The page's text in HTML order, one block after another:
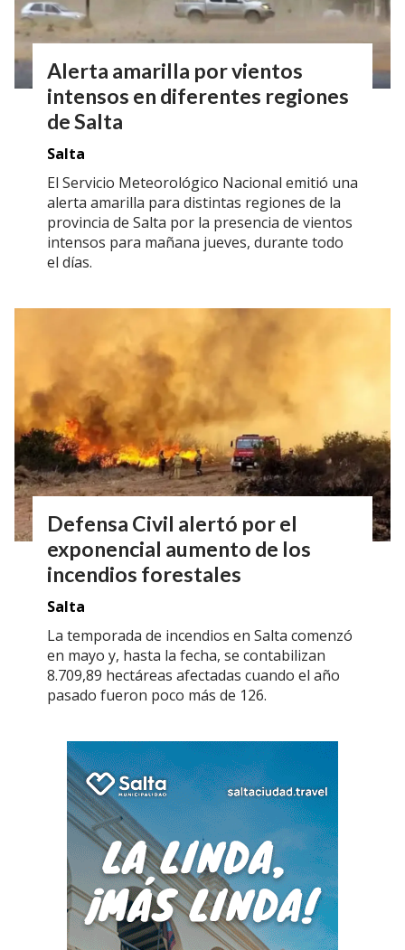
Alerta amarilla por vientos
intensos en diferentes regiones
de Salta
Salta
El Servicio Meteorológico Nacional emitió una
alerta amarilla para distintas regiones de la
provincia de Salta por la presencia de vientos
intensos para mañana jueves, durante todo
el días.
Defensa Civil alertó por el
exponencial aumento de los
incendios forestales
Salta
La temporada de incendios en Salta comenzó
en mayo y, hasta la fecha, se contabilizan
8.709,89 hectáreas afectadas cuando el año
pasado fueron poco más de 126.